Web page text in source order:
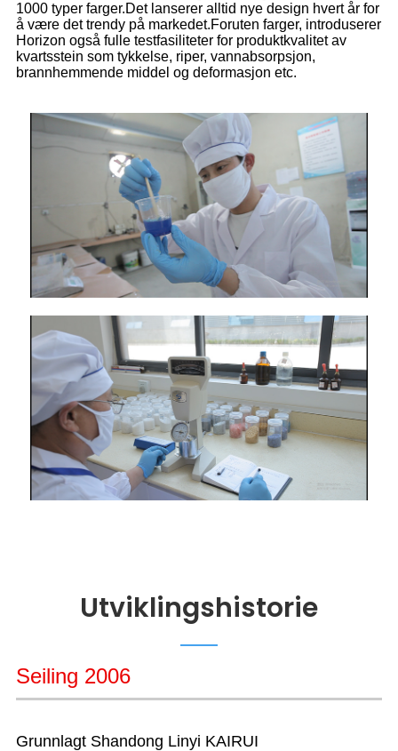
1000 typer farger.Det lanserer alltid nye design hvert år for
å være det trendy på markedet.Foruten farger, introduserer
Horizon også fulle testfasiliteter for produktkvalitet av
kvartsstein som tykkelse, riper, vannabsorpsjon,
brannhemmende middel og deformasjon etc.
Utviklingshistorie
Seiling 2006
Grunnlagt Shandong Linyi KAIRUI